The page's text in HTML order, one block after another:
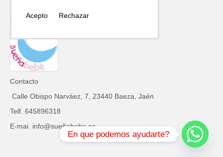
Contacto
Calle Obispo Narváez, 7, 23440 Baeza, Jaén
Telf. 645896318
E-mai. info@sueñabebe.es
Acepto Rechazar
En que podemos ayudarte?